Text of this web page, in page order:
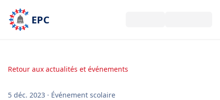
EPC
Retour aux actualités et événements
5 déc. 2023 · Événement scolaire